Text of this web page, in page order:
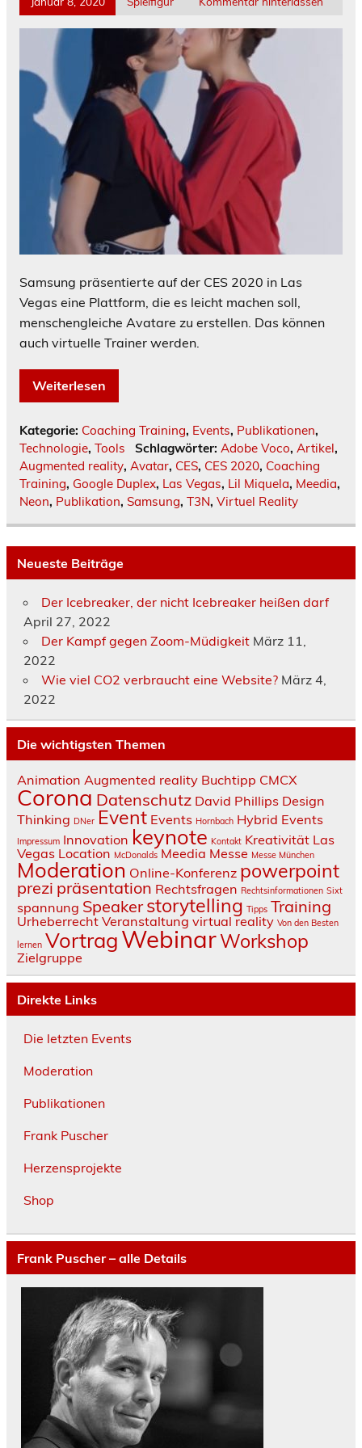
Samsung präsentierte auf der CES 2020 in Las
Vegas eine Plattform, die es leicht machen soll,
menschengleiche Avatare zu erstellen. Das können
auch virtuelle Trainer werden.
Weiterlesen
Kategorie: Coaching Training, Events, Publikationen,
Technologie, Tools Schlagwörter: Adobe Voco, Artikel,
Augmented reality, Avatar, CES, CES 2020, Coaching
Training, Google Duplex, Las Vegas, Lil Miquela, Meedia,
Neon, Publikation, Samsung, T3N, Virtuel Reality
Neueste Beiträge
Der Icebreaker, der nicht Icebreaker heißen darf
April 27, 2022
Der Kampf gegen Zoom-Müdigkeit März 11,
2022
Wie viel CO2 verbraucht eine Website? März 4,
2022
Die wichtigsten Themen
Animation Augmented reality Buchtipp CMCX
Corona Datenschutz David Phillips Design
Thinking DNer Event Events Hornbach Hybrid Events
Impressum Innovation keynote Kontakt Kreativität Las
Vegas Location McDonalds Meedia Messe Messe München
Moderation Online-Konferenz powerpoint
prezi präsentation Rechtsfragen Rechtsinformationen Sixt
spannung Speaker storytelling Tipps Training
Urheberrecht Veranstaltung virtual reality Von den Besten
lernen VortragWebinarWorkshop
Zielgruppe
Direkte Links
Die letzten Events
Moderation
Publikationen
Frank Puscher
Herzensprojekte
Shop
Frank Puscher – alle Details